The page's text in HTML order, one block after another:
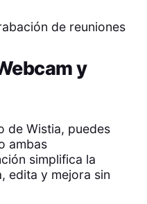
de reuniones
y
de Wistia, puedes
ambas
simplifica la
edita y mejora sin